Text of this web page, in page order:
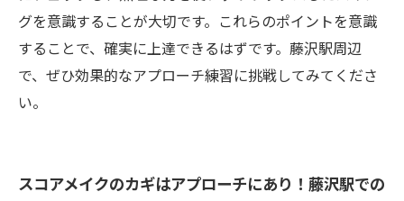
グを意識することが大切です。これらのポイントを意識
することで、確実に上達できるはずです。藤沢駅周辺
で、ぜひ効果的なアプローチ練習に挑戦してみてくださ
い。
スコアメイクのカギはアプローチにあり！藤沢駅での